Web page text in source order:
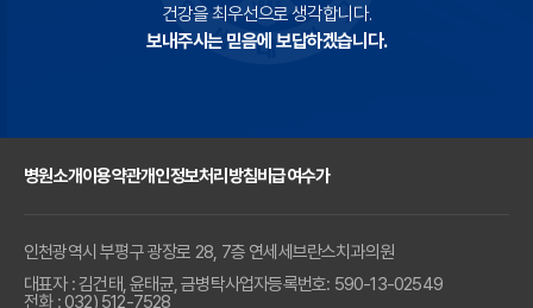
건강을 최우선으로 생각합니다.
보내주시는 믿음에 보답하겠습니다.
병원소개이용약관개인정보처리방침비급여수가
인천광역시 부평구 광장로 28, 7층 연세세브란스치과의원
대표자 : 김건태, 윤태균, 금병탁사업자등록번호: 590-13-02549
전화 : 032) 512-7528